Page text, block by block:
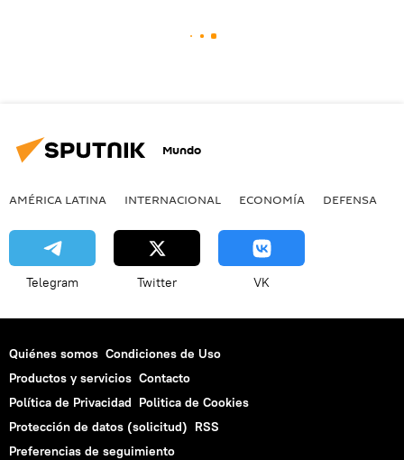
Mundo
AMÉRICA LATINA INTERNACIONAL ECONOMÍA DEFENSA
Telegram Twitter VK
Quiénes somos Condiciones de Uso
Productos y servicios Contacto
Política de Privacidad Politica de Cookies
Protección de datos (solicitud) RSS
Preferencias de seguimiento